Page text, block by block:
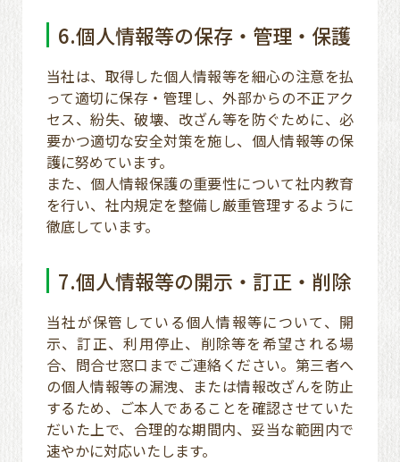
6.個人情報等の保存・管理・保護
当社は、取得した個人情報等を細心の注意を払
って適切に保存・管理し、外部からの不正アク
セス、紛失、破壊、改ざん等を防ぐために、必
要かつ適切な安全対策を施し、個人情報等の保
護に努めています。
また、個人情報保護の重要性について社内教育
を行い、社内規定を整備し厳重管理するように
徹底しています。
7.個人情報等の開示・訂正・削除
当社が保管している個人情報等について、開
示、訂正、利用停止、削除等を希望される場
合、問合せ窓口までご連絡ください。第三者へ
の個人情報等の漏洩、または情報改ざんを防止
するため、ご本人であることを確認させていた
だいた上で、合理的な期間内、妥当な範囲内で
速やかに対応いたします。